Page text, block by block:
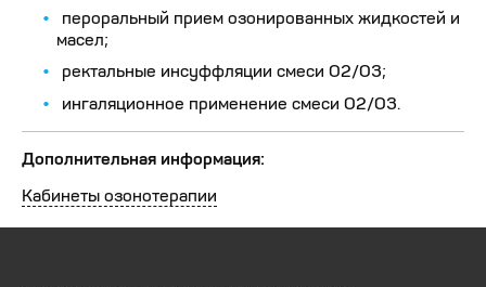
пероральный прием озонированных жидкостей и
масел;
ректальные инсуффляции смеси О2/О3;
ингаляционное применение смеси О2/О3.
Дополнительная информация:
Кабинеты озонотерапии